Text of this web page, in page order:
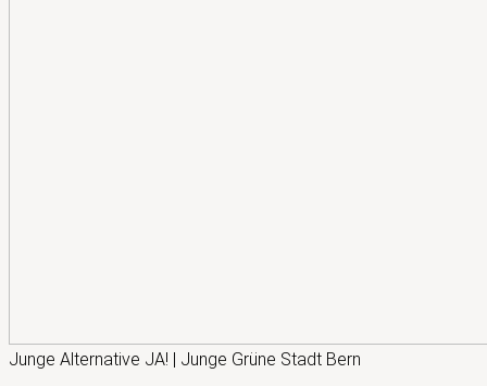
Junge
Junge Alternative JA! | Junge Grüne Stadt Bern